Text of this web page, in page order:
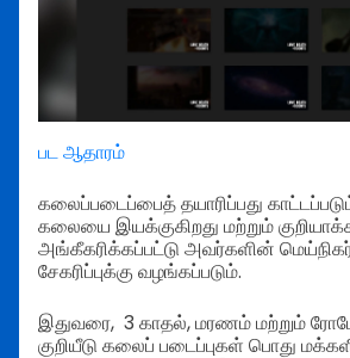
பட ஆதாரம்
கலைப்படைப்பைத் தயாரிப்பது
கலையை இயக்குகிறது மற்றும்
அங்கீகரிக்கப்பட்டு அவர்களின்
சேகரிப்புக்கு வழங்கப்படும்.
இதுவரை, 3 காதல், மரணம் மற்றும்
குறியீடு கலைப் படைப்புகள் பொது